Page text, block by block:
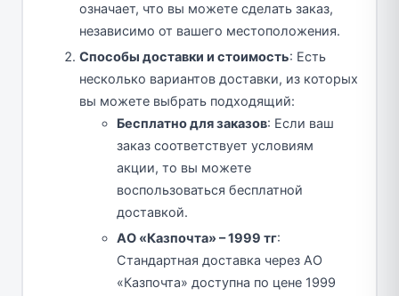
означает, что вы можете сделать заказ,
независимо от вашего местоположения.
Способы доставки и стоимость: Есть
несколько вариантов доставки, из которых
вы можете выбрать подходящий:
Бесплатно для заказов: Если ваш
заказ соответствует условиям
акции, то вы можете
воспользоваться бесплатной
доставкой.
АО «Казпочта» – 1999 тг:
Стандартная доставка через АО
«Казпочта» доступна по цене 1999